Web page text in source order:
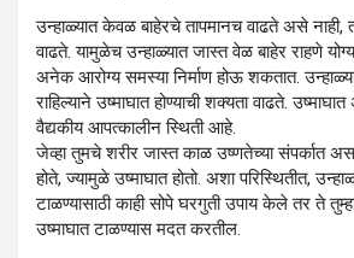
उन्हाळ्यात केवळ बाहेरचे तापमानच वाढते असे नाही,
वाढते. यामुळेच उन्हाळ्यात जास्त वेळ बाहेर राहणे
अनेक आरोग्य समस्या निर्माण होऊ शकतात.
राहिल्याने उष्माघात होण्याची शक्यता वाढते.
वैद्यकीय आपत्कालीन स्थिती आहे.
जेव्हा तुमचे शरीर जास्त काळ उष्णतेच्या संपर्कात
होते, ज्यामुळे उष्माघात होतो. अशा परिस्थितीत,
टाळण्यासाठी काही सोपे घरगुती उपाय केले तर ते
उष्माघात टाळण्यास मदत करतील.